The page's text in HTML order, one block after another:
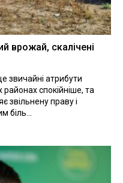
врожай, скалічені
звичайні атрибути
спокійніше, та
звільнену праву і
біль...